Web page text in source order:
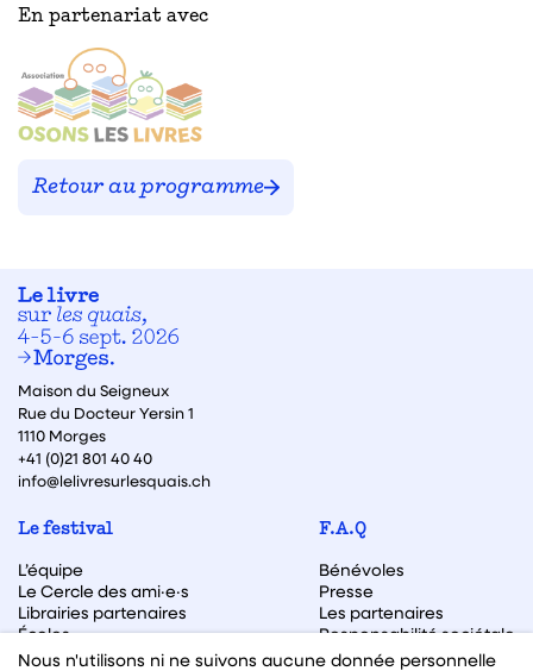
En partenariat avec
Osons
les
Retour au programme
Maison du Seigneux
Rue du Docteur Yersin 1
1110 Morges
+41 (0)21 801 40 40
info@lelivresurlesquais.ch
Le festival
L’équipe
Le Cercle des ami·e·s
Librairies partenaires
Écoles
F.A.Q
Bénévoles
Presse
Les partenaires
Responsabilité sociétale
Archive des éditions
Nous n'utilisons ni ne suivons aucune donnée personnelle